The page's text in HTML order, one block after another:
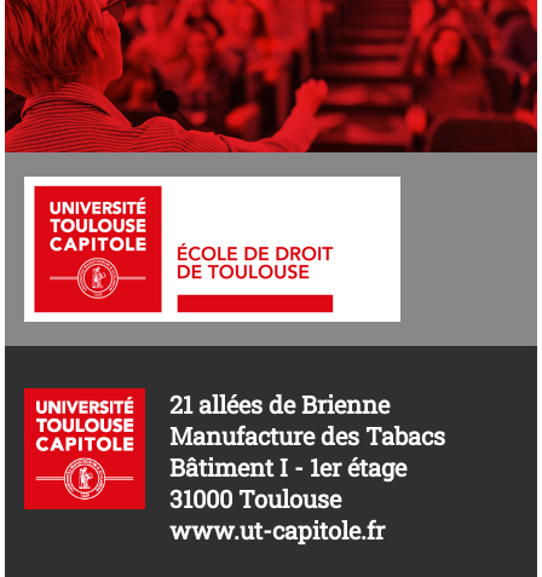
21 allées de Brienne
Manufacture des Tabacs
Bâtiment I - 1er étage
31000 Toulouse
www.ut-capitole.fr